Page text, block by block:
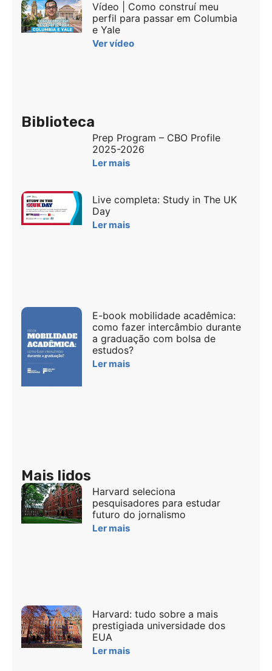
Vídeo | Como construí meu
perfil para passar em Columbia
e Yale
Ver vídeo
Biblioteca
Prep Program – CBO Profile
2025-2026
Ler mais
Live completa: Study in The UK
Day
Ler mais
E-book mobilidade acadêmica:
como fazer intercâmbio durante
a graduação com bolsa de
estudos?
Ler mais
Mais lidos
Harvard seleciona
pesquisadores para estudar
futuro do jornalismo
Ler mais
Harvard: tudo sobre a mais
prestigiada universidade dos
EUA
Ler mais